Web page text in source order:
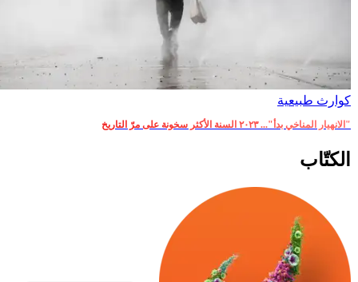
كوارث طبيعية
"الانهيار المناخي بدأ"... ٢٠٢٣ السنة الأكثر سخونة على مرّ التاريخ
الكتّاب